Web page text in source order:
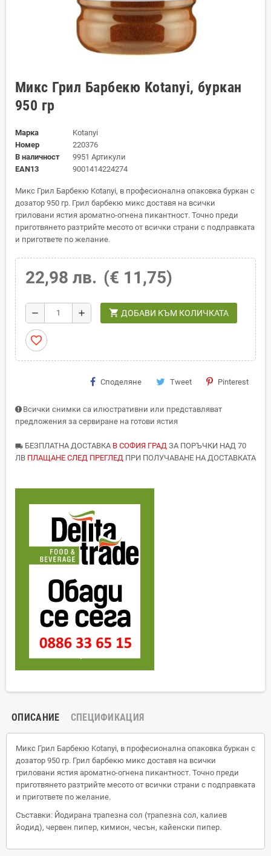
Микс Грил Барбекю Kotanyi, буркан
950 гр
Марка
Kotanyi
Номер
220376
В наличност
9951 Артикули
EAN13
9001414224274
Микс Грил Барбекю Kotanyi, в професионална опаковка буркан с
дозатор 950 гр. Грил барбекю микс доставя на всички
гриловани ястия ароматно-огнена пикантност. Точно преди
приготвянето разтрийте месото от всички страни с подправката
и пригответе по желание.
22,98 лв. (€ 11,75)
remove add shopping_cart ДОБАВИ КЪМ КОЛИЧКАТА
favorite_border
Споделяне Tweet Pinterest
Всички снимки са илюстративни или представляват
предложения за сервиране на готови ястия
local_shipping БЕЗПЛАТНА ДОСТАВКА В СОФИЯ ГРАД ЗА ПОРЪЧКИ НАД 70
ЛВ ПЛАЩАНЕ СЛЕД ПРЕГЛЕД ПРИ ПОЛУЧАВАНЕ НА ДОСТАВКАТА
ОПИСАНИЕ СПЕЦИФИКАЦИЯ
Микс Грил Барбекю Kotanyi, в професионална опаковка буркан с
дозатор 950 гр. Грил барбекю микс доставя на всички
гриловани ястия ароматно-огнена пикантност. Точно преди
приготвянето разтрийте месото от всички страни с подправката
и пригответе по желание.
Съставки: Йодирана трапезна сол (трапезна сол, калиев
йодид), червен пипер, кимион, чесън, кайенски пипер.